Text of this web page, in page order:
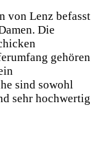
von Lenz befasst
Die
gehören
sind sowohl
sehr hochwertig